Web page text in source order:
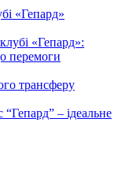
«Гепард»
«Гепард»:
перемоги
трансферу
– ідеальне